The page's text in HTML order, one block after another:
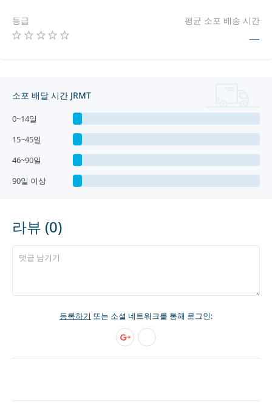
등급 평균 소포 배송 시간
—
소포 배달 시간 JRMT
0~14일
15~45일
46~90일
90일 이상
라뷰 (0)
등록하기 또는 소셜 네트워크를 통해 로그인: